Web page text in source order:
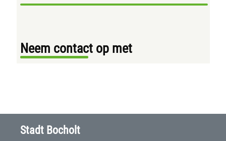
Neem contact op met
Stadt Bocholt